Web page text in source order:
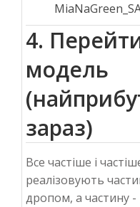
4.
модель
зараз)
Все частіше і
реалізовують
дропом, а частину